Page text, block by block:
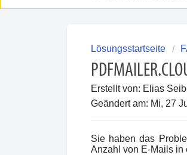
Lösungsstartseite
Erstellt von: Elias
Geändert am: Mi, 27
Sie haben das
Anzahl von E-Mails in